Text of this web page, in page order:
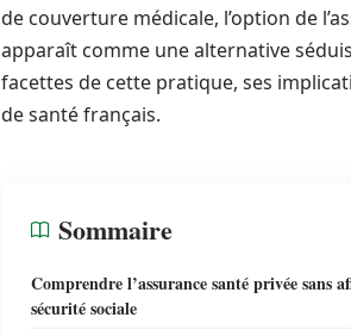
de couverture médicale, l’option de
apparaît comme une alternative
facettes de cette pratique, ses
de santé français.
Sommaire
Comprendre l’assurance santé privée sans
sécurité sociale